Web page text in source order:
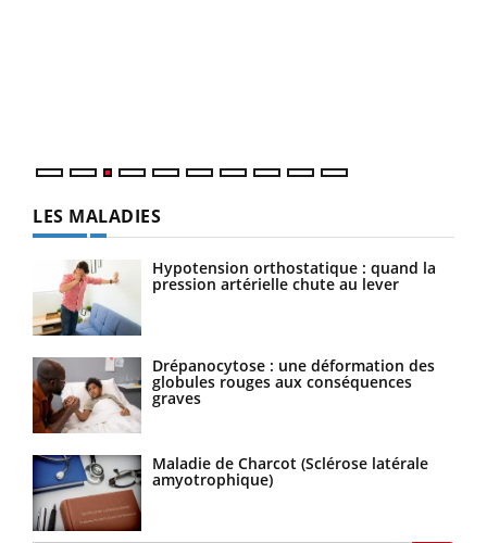
LES MALADIES
Hypotension orthostatique : quand la
pression artérielle chute au lever
Drépanocytose : une déformation des
globules rouges aux conséquences
graves
Maladie de Charcot (Sclérose latérale
amyotrophique)